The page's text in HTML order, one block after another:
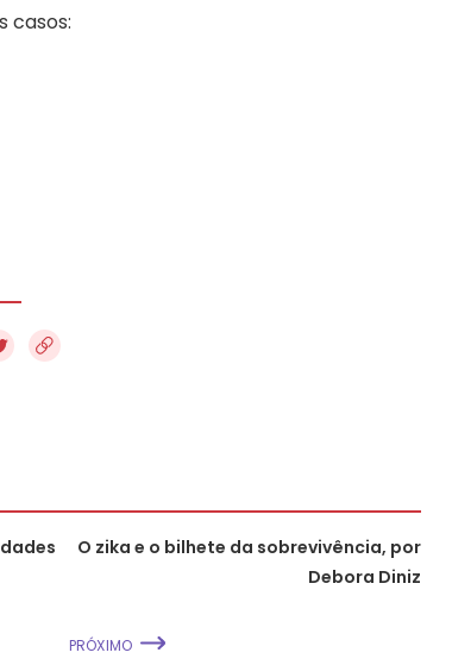
casos:
O zika e o bilhete da sobrevivência, por
Debora Diniz
PRÓXIMO